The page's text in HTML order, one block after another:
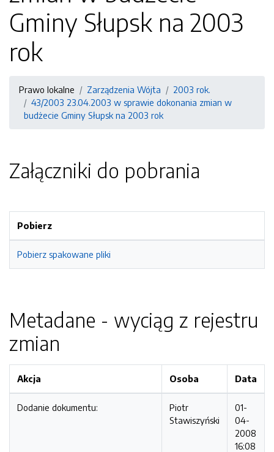
Gminy Słupsk na 2003
rok
Prawo lokalne Zarządzenia Wójta
2003 rok.
43/2003 23.04.2003 w sprawie dokonania zmian w
budżecie Gminy Słupsk na 2003 rok
Załączniki do pobrania
Pobierz
Pobierz spakowane pliki
Metadane - wyciąg z rejestru
zmian
Akcja Osoba Data
Dodanie dokumentu:
Piotr
Stawiszyński
01-
04-
2008
16:08